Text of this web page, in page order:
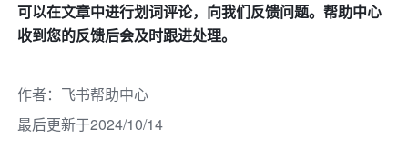
可以在文章中进行划词评论，向我们反馈问题。帮助中心
收到您的反馈后会及时跟进处理。
作者： 飞书帮助中心
最后更新于2024/10/14